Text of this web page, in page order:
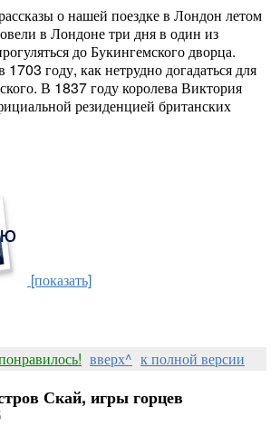
о нашей поездке в Лондон летом
в Лондоне три дня в один из
до Букингемского дворца.
году, как нетрудно догадаться для
В 1837 году королева Виктория
резиденцией британских
[показать]
вверх^ к полной версии
Скай, игры горцев